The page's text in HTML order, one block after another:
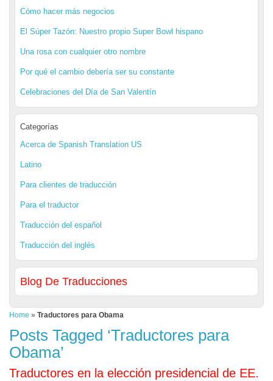
Cómo hacer más negocios
El Súper Tazón: Nuestro propio Super Bowl hispano
Una rosa con cualquier otro nombre
Por qué el cambio debería ser su constante
Celebraciones del Día de San Valentín
Categorías
Acerca de Spanish Translation US
Latino
Para clientes de traducción
Para el traductor
Traducción del español
Traducción del inglés
Blog De Traducciones
Home » Traductores para Obama
Posts Tagged ‘Traductores para
Obama’
Traductores en la elección presidencial de EE.